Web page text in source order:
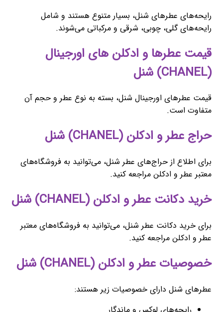
رایحه‌های عطرهای شنل، بسیار متنوع هستند و شامل
رایحه‌های گلی، چوبی، شرقی و مرکباتی می‌شوند.
قیمت عطرها و ادکلن های اورجینال
(CHANEL) شنل
قیمت عطرهای اورجینال شنل، بسته به نوع عطر و حجم آن
متفاوت است.
حراج عطر و ادکلن (CHANEL) شنل
برای اطلاع از حراج‌های عطر شنل، می‌توانید به فروشگاه‌های
معتبر عطر و ادکلن مراجعه کنید.
خرید دکانت عطر و ادکلن (CHANEL) شنل
برای خرید دکانت عطر شنل، می‌توانید به فروشگاه‌های معتبر
عطر و ادکلن مراجعه کنید.
خصوصیات عطر و ادکلن (CHANEL) شنل
عطرهای شنل دارای خصوصیات زیر هستند: